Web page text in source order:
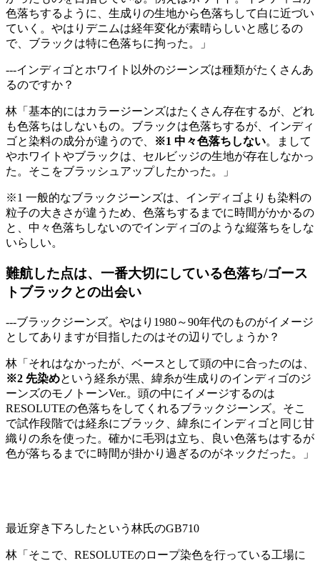
色落ちするように、生成りの生地から色落ちして白に近づい
ていく。やはりデニムは経年変化が素晴らしいと感じるの
で、ブラックは特に色落ちに拘った。」
---インディゴとホワイト以外のジーンズは種類がたくさんあ
るのですか？
林「基本的にはカラージーンズはたくさん存在するが、どれ
も色落ちはしないもの。ブラックは色落ちするが、インディ
ゴと染料の成分が違うので、
※1 中々色落ちしない。まして
やホワイトやブラックは、セルビッジの生地が存在しなかっ
た。そこをブラッシュアップしたかった。」
※1 一般的なブラックジーンズは、インディゴよりも染料の
粒子の大きさが違うため、色落ちするまでに時間がかかるの
と、中々色落ちしないのでインディゴのような縦落ちをしな
いらしい。
難航した点は、一番大切にしている色落ち/ゴース
トブラックとの出会い
---ブラックジーンズ。やはり1980～90年代のものがイメージ
としてありますが目指したのはその辺りでしょうか？
林「それはなかったが、ベースとして頭の中に合ったのは、
※2 先染めという経糸が黒、緯糸が生成りのインディゴのジ
ーンズのモノトーンVer.。頭の中にイメージするのは
RESOLUTEの色落ちをしてくれるブラックジーンズ。そこ
で試作段階では経糸にブラック、緯糸にインディゴと同じ甘
織りの糸を使った。確かに毛羽は立ち、良い色落ちはするが
色が落ちるまでに時間が掛かり過ぎるのがネックだった。」
最近穿き下ろしたという林氏のGB710
林「そこで、RESOLUTEのロープ染色を行っている工場に